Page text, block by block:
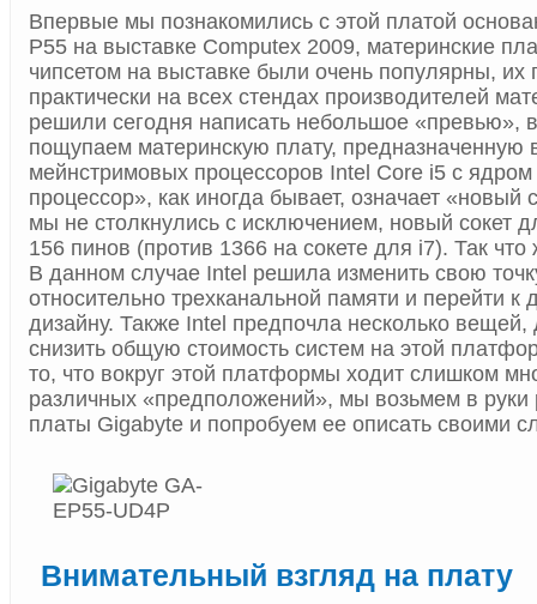
Впервые мы познакомились с этой платой
P55 на выставке Computex 2009, материнские
чипсетом на выставке были очень популярны, их
практически на всех стендах производителей
решили сегодня написать небольшое «превью»,
пощупаем материнскую плату, предназначенную
мейнстримовых процессоров Intel Core i5 с
процессор», как иногда бывает, означает «новый
мы не столкнулись с исключением, новый сокет
156 пинов (против 1366 на сокете для i7). Так
В данном случае Intel решила изменить свою
относительно трехканальной памяти и перейти к
дизайну. Также Intel предпочла несколько вещей,
снизить общую стоимость систем на этой
то, что вокруг этой платформы ходит слишком
различных «предположений», мы возьмем в руки
платы Gigabyte и попробуем ее описать своими
Внимательный взгляд на плату